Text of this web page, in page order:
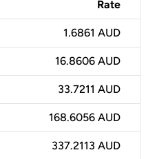
Rate
1.6861 AUD
16.8606 AUD
33.7211 AUD
168.6056 AUD
337.2113 AUD